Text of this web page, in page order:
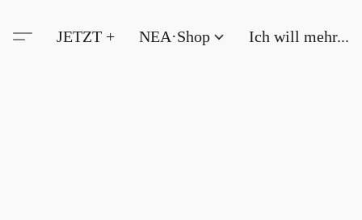
JETZT + NEA·Shop Ich will mehr...